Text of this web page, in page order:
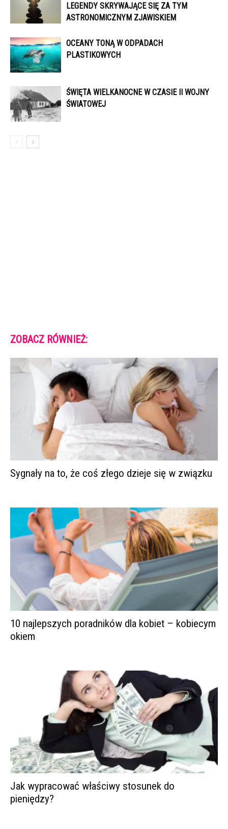
LEGENDY SKRYWAJĄCE SIĘ ZA TYM
ASTRONOMICZNYM ZJAWISKIEM
OCEANY TONĄ W ODPADACH
PLASTIKOWYCH
ŚWIĘTA WIELKANOCNE W CZASIE II WOJNY
ŚWIATOWEJ
ZOBACZ RÓWNIEŻ:
Sygnały na to, że coś złego dzieje się w związku
10 najlepszych poradników dla kobiet – kobiecym
okiem
Jak wypracować właściwy stosunek do
pieniędzy?